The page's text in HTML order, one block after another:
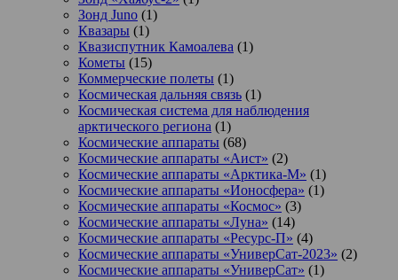
Зонд Juno (1)
Квазары (1)
Квазиспутник Камоалева (1)
Кометы (15)
Коммерческие полеты (1)
Космическая дальняя связь (1)
Космическая система для наблюдения
арктического региона (1)
Космические аппараты (68)
Космические аппараты «Аист» (2)
Космические аппараты «Арктика-М» (1)
Космические аппараты «Ионосфера» (1)
Космические аппараты «Космос» (3)
Космические аппараты «Луна» (14)
Космические аппараты «Ресурс-П» (4)
Космические аппараты «УниверСат-2023» (2)
Космические аппараты «УниверСат» (1)